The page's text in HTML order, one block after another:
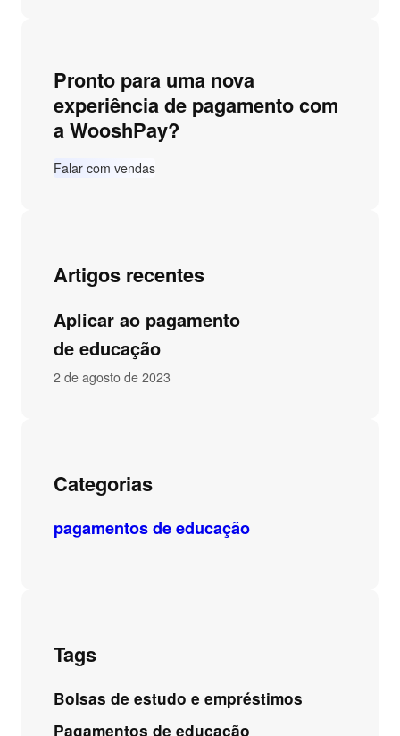
Pronto para uma nova
experiência de pagamento com
a WooshPay?
Falar com vendas
Artigos recentes
Aplicar ao pagamento
de educação
2 de agosto de 2023
Categorias
pagamentos de educação
Tags
Bolsas de estudo e empréstimos
Pagamentos de educação